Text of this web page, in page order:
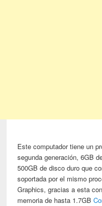
Este computador tiene un
segunda generación, 6GB
500GB de disco duro que
soportada por el mismo
Graphics, gracias a esta
memoria de hasta 1.7GB